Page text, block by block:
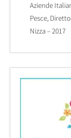
Aziende
Pesce,
Nizza – 2017